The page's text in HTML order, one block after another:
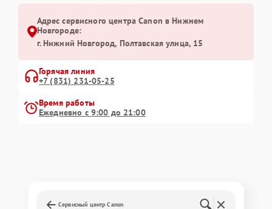
Адрес сервисного центра Canon в Нижнем
Новгороде:
г. Нижний Новгород, Полтавская улица, 15
Горячая линия
+7 (831) 231-05-25
Время работы
Ежедневно с 9:00 до 21:00
Сервисный центр Canon